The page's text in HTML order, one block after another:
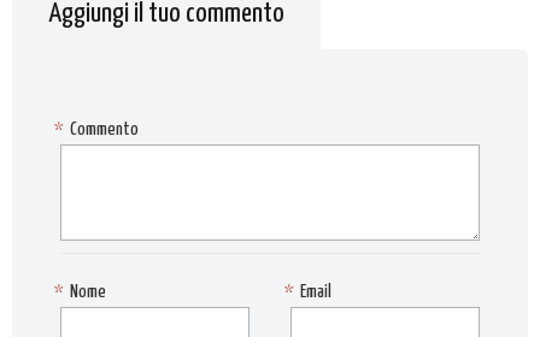
Aggiungi il tuo commento
Commento
*
Nome
* Email
*